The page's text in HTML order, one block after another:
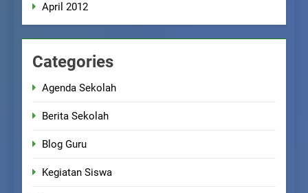
April 2012
Categories
Agenda Sekolah
Berita Sekolah
Blog Guru
Kegiatan Siswa